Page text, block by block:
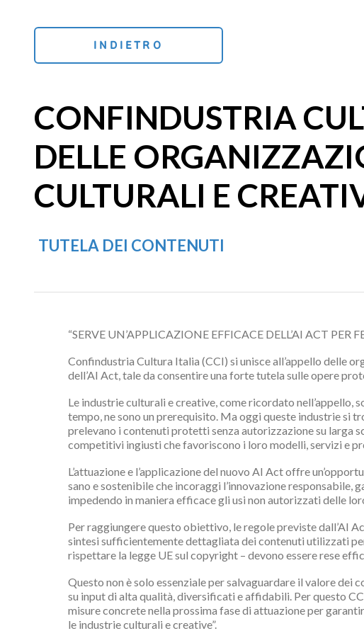
INDIETRO
CONFINDUSTRIA
DELLE
CULTURALI E
TUTELA DEI CONTENUTI
“SERVE UN’APPLICAZIONE EFFICACE DELL’AI ACT
Confindustria Cultura Italia (CCI) si unisce all’appello delle
dell’AI Act, tale da consentire una forte tutela sulle opere
Le industrie culturali e creative, come ricordato nell’appello,
tempo, ne sono un prerequisito. Ma oggi queste industrie si
prelevano i contenuti protetti senza autorizzazione su larga
competitivi ingiusti che favoriscono i loro modelli, servizi e
L’attuazione e l’applicazione del nuovo AI Act offre
sano e sostenibile che incoraggi l’innovazione
impedendo in maniera efficace gli usi non autorizzati delle
Per raggiungere questo obiettivo, le regole previste dall’AI
sintesi sufficientemente dettagliata dei contenuti utilizzati
rispettare la legge UE sul copyright – devono essere rese
Questo non è solo essenziale per salvaguardare il valore
su input di alta qualità, diversificati e affidabili. Per questo
misure concrete nella prossima fase di attuazione per
le industrie culturali e creative”.